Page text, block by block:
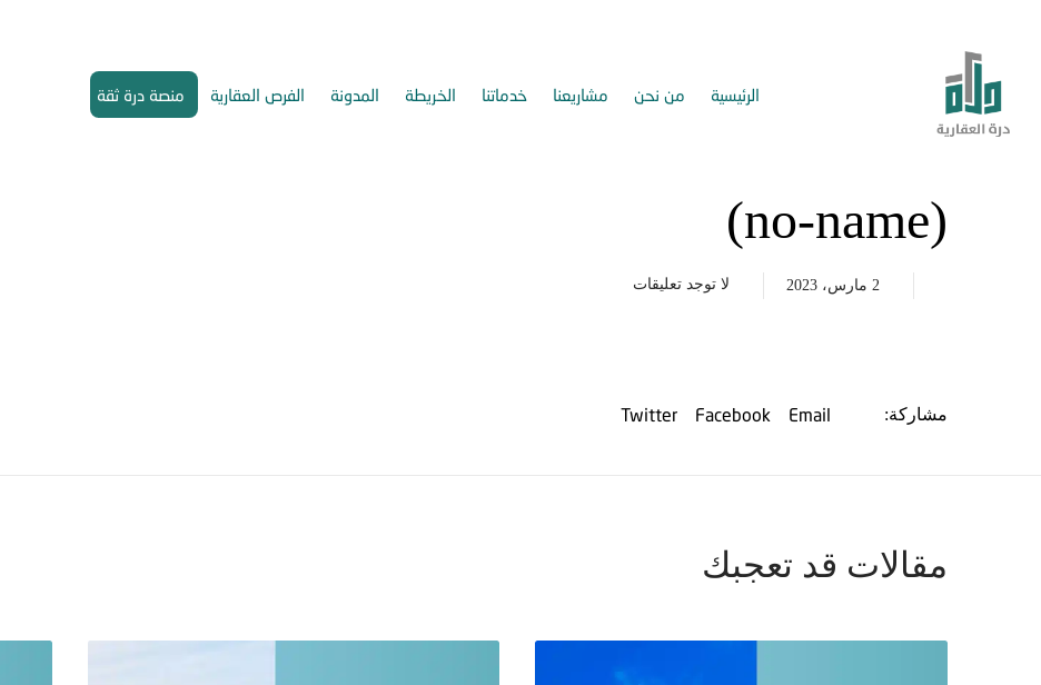
الرئيسية من نحن مشاريعنا خدماتنا الخريطة المدونة الفرص العقارية منصة درة ثقة
(no-name)
2 مارس، 2023 لا توجد تعليقات
مشاركة: Email
Facebook
Twitter
مقالات قد تعجبك